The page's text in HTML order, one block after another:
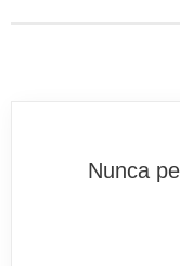
Nunca